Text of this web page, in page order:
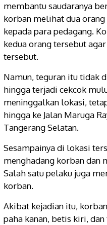
membantu saudaranya
korban melihat dua
kepada para pedagang.
kedua orang tersebut
tersebut.
Namun, teguran itu tidak
hingga terjadi cekcok
meninggalkan lokasi,
hingga ke Jalan Maruga
Tangerang Selatan.
Sesampainya di lokasi
menghadang korban dan
Salah satu pelaku juga
korban.
Akibat kejadian itu,
paha kanan, betis kiri,